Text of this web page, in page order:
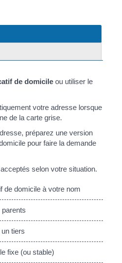
de domicile ou utiliser le
votre adresse lorsque
de la carte grise.
préparez une version
pour faire la demande
selon votre situation.
de domicile à votre nom
tiers
fixe (ou stable)